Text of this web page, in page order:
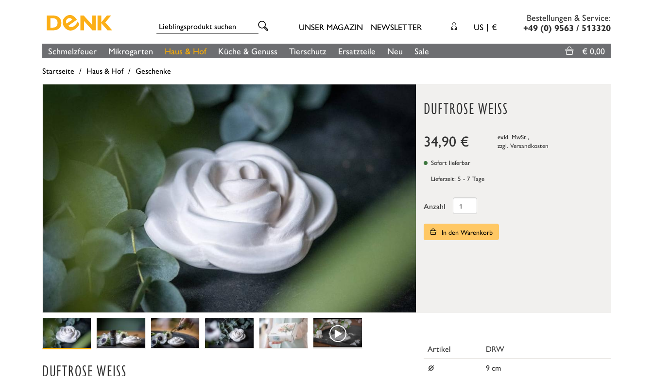
UNSER MAGAZIN NEWSLETTER US €
Bestellungen & Service:
+49 (0) 9563 / 513320
Schmelzfeuer Mikrogarten Haus & Hof Küche & Genuss Tierschutz Ersatzteile Neu Sale € 0,00
Startseite Haus & Hof Geschenke
DUFTROSE WEISS
34,90 €
exkl. MwSt.,
zzgl. Versandkosten
Sofort lieferbar
Lieferzeit: 5 - 7 Tage
Anzahl
In den Warenkorb
DUFTROSE WEISS
Artikel DRW
⌀
9 cm